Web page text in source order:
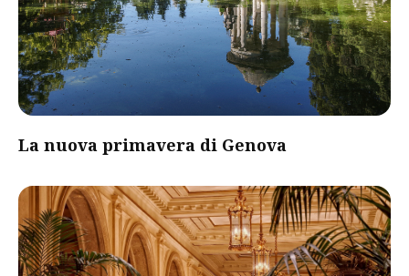
La nuova primavera di Genova